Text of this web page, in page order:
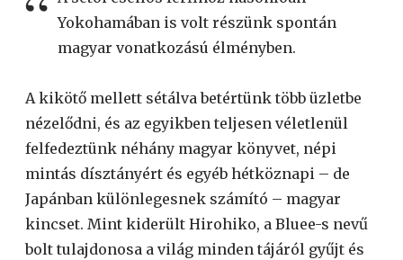
Yokohamában is volt részünk spontán
magyar vonatkozású élményben.
A kikötő mellett sétálva betértünk több üzletbe
nézelődni, és az egyikben teljesen véletlenül
felfedeztünk néhány magyar könyvet, népi
mintás dísztányért és egyéb hétköznapi – de
Japánban különlegesnek számító – magyar
kincset. Mint kiderült Hirohiko, a Bluee-s nevű
bolt tulajdonosa a világ minden tájáról gyűjt és